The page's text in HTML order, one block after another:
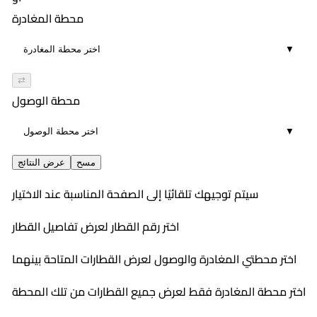
00:24٣:٣٦ PM
00:24
121
٤:٤٢ PM
٥:١١ PM
00:29
551
محسن
٥:١٧ PM
00:24
553
٦:٢٨ PM
٦:٥٤ PM
4
محطة المغادرة
▼
⇄
محطة الوصول
▼
عرض النتائج مسح
سيتم توجيهك تلقائيًا إلى الصفحة المناسبة عند الاختيار
اختر رقم القطار لعرض تفاصيل القطار
اختر محطتي المغادرة والوصول لعرض القطارات المتاحة بينهما
اختر محطة المغادرة فقط لعرض جميع القطارات من تلك المحطة